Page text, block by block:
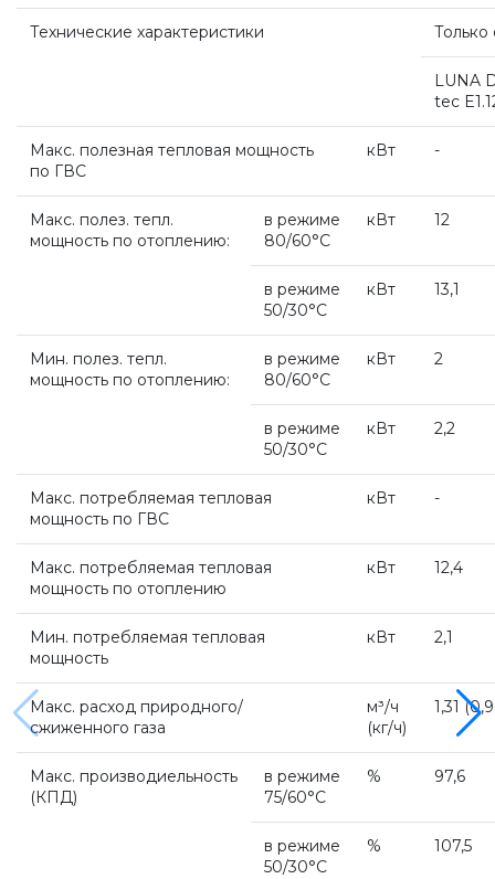
Ёмкостные водонагреватели Vaillant
Системы управления Vaillant
Пакетные решения Vaillant
Вентиляционные установки Vaillant
Насосные группы Vaillant
Viessmann
Напольные газовые котлы
Напольные конденсационные котлы
Водонагреватели
Технические характеристики Только
LUNA
tec
Макс. полезная тепловая мощность
по ГВС
кВт -
Макс. полез. тепл.
мощность по отоплению:
в режиме
80/60°С
кВт 12
в режиме
50/30°С
кВт 13,1
Мин. полез. тепл.
мощность по отоплению:
в режиме
80/60°С
кВт 2
в режиме
50/30°С
кВт 2,2
Макс. потребляемая тепловая
мощность по ГВС
кВт -
Макс. потребляемая тепловая
мощность по отоплению
кВт 12,4
Мин. потребляемая тепловая
мощность
кВт 2,1
Макс. расход природного/
сжиженного газа
м³/ч
(кг/ч)
1,31 (0
Макс. производиельность
(КПД)
в режиме
75/60°С
% 97,6
в режиме
50/30°С
% 107,5